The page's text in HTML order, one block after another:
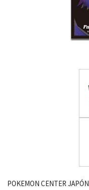
POKEMON CENTER JAPÓN